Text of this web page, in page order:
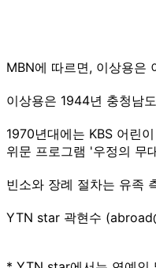
MBN에 따르면, 이상용은
이상용은 1944년 충청남
1970년대에는 KBS 어린
위문 프로그램 '우정의 무
빈소와 장례 절차는 유족
YTN star 곽현수